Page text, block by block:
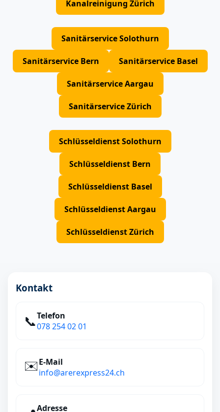
Kanalreinigung Zürich
Sanitärservice Solothurn
Sanitärservice Bern Sanitärservice Basel
Sanitärservice Aargau
Sanitärservice Zürich
Schlüsseldienst Solothurn
Schlüsseldienst Bern
Schlüsseldienst Basel
Schlüsseldienst Aargau
Schlüsseldienst Zürich
Kontakt
📞Telefon
078 254 02 01
✉️E‑Mail
info@arerexpress24.ch
Adresse